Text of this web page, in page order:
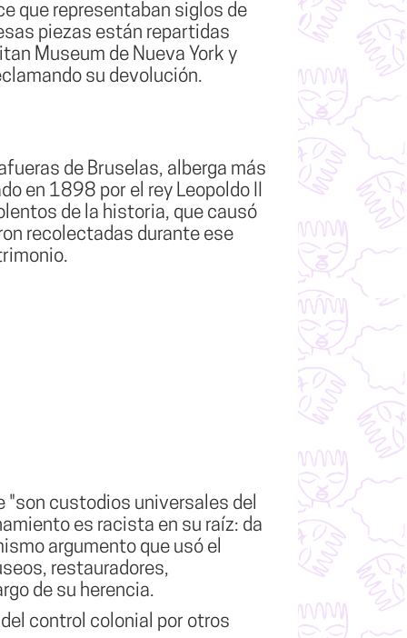
que representaban siglos de
piezas están repartidas
Museum de Nueva York y
su devolución.
de Bruselas, alberga más
en 1898 por el rey Leopoldo II
de la historia, que causó
recolectadas durante ese
"son custodios universales del
es racista en su raíz: da
argumento que usó el
restauradores,
de su herencia.
control colonial por otros